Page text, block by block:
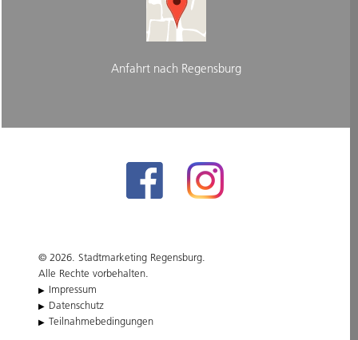
Anfahrt nach Regensburg
© 2026. Stadtmarketing Regensburg.
Alle Rechte vorbehalten.
Impressum
Datenschutz
Teilnahmebedingungen